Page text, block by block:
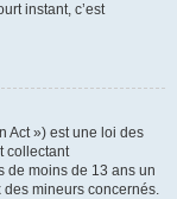
instant, c’est
Act ») est une loi des
collectant
de moins de 13 ans un
mineurs concernés.